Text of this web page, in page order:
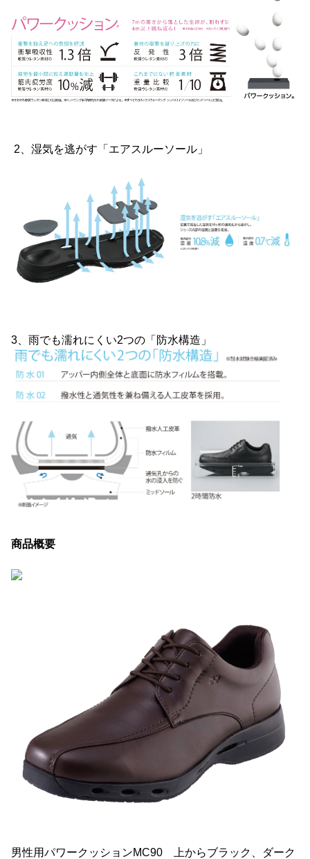
2、湿気を逃がす「エアスルーソール」
3、雨でも濡れにくい2つの「防水構造」
商品概要
男性用パワークッションMC90 上からブラック、ダーク